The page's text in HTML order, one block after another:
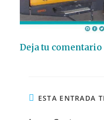
Deja tu comentario
ESTA ENTRADA